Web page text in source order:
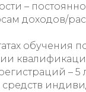
–
доходов/
обучения
– 5